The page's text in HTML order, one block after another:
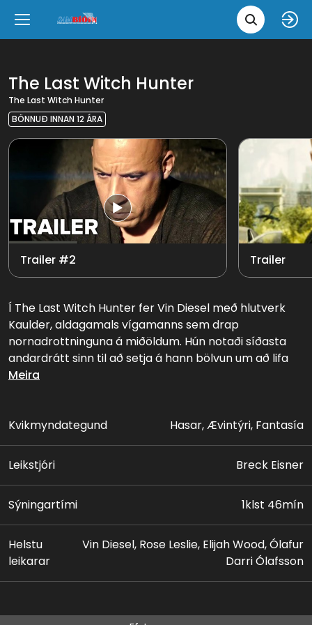
Leita
Back
Væntanlegt
Close
Nýjar myndir
Klassískar myndir
Skvísubíó
Back
Tungumál
Close
íslenska
English
The Last Witch Hunter
The Last Witch Hunter
BÖNNUÐ INNAN 12 ÁRA
Trailer #2 Trailer
Í The Last Witch Hunter fer Vin Diesel með hlutverk
Kaulder, aldagamals vígamanns sem drap
nornadrottninguna á miðöldum. Hún notaði síðasta
andardrátt sinn til að setja á hann bölvun um að lifa
að eilífu, þannig að hann gæti aldrei hitt ástvini sína á
núna að búa sig undir að sleppa svartadauða lausum
til að herja á mannkynið, og því hefur Kaulder svo
sannarlega verk að vinna.
Meira
Kvikmyndategund Hasar, Ævintýri, Fantasía
Leikstjóri Breck Eisner
Sýningartími 1klst 46mín
Helstu
leikarar
Vin Diesel, Rose Leslie, Elijah Wood, Ólafur
Darri Ólafsson